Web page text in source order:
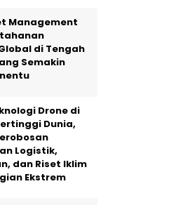
Management
di Tengah
Semakin
Drone di
Dunia,
Logistik,
dan Riset Iklim
Ekstrem